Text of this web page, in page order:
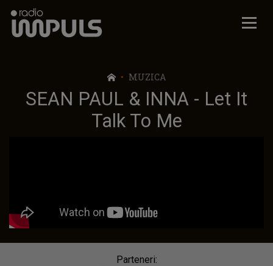
Radio Impuls
MUZICA
SEAN PAUL & INNA - Let It
Talk To Me
Parteneri: